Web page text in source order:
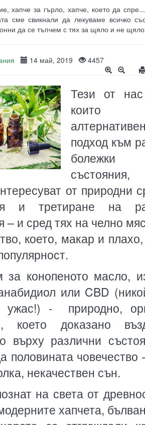
хапче за гърло, хапче, което да
сме свикнали да лекуваме всичко
да се тъпчем с тях за щяло и не
14 май, 2019 4457
Тези от
които
подход към
от природни
и третиране на
– и сред тях на челно
което, макар и
за конопеното масло,
или CBD
ужас!) - природно,
което доказано
върху различни
половината човечество
некачествен сън.
на света от
хапчета,